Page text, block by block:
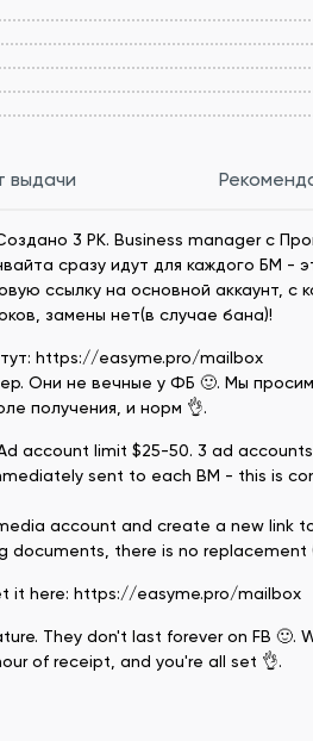
выдачи
3 РК. Business manager с
сразу идут для каждого БМ -
ссылку на основной аккаунт, с
замены нет(в случае бана)!
https://easyme.pro/mailbox
Они не вечные у ФБ 🙂. Мы
получения, и норм 👌.
account limit $25-50. 3 ad
sent to each BM - this is
account and create a new link
documents, there is no replacement
it here: https://easyme.pro/mailbox
They don't last forever on FB
of receipt, and you're all set 👌.